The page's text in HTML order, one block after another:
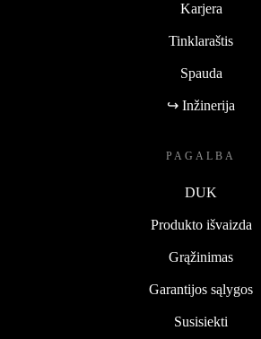
Karjera
Tinklaraštis
Spauda
↪ Inžinerija
PAGALBA
DUK
Produkto išvaizda
Grąžinimas
Garantijos sąlygos
Susisiekti